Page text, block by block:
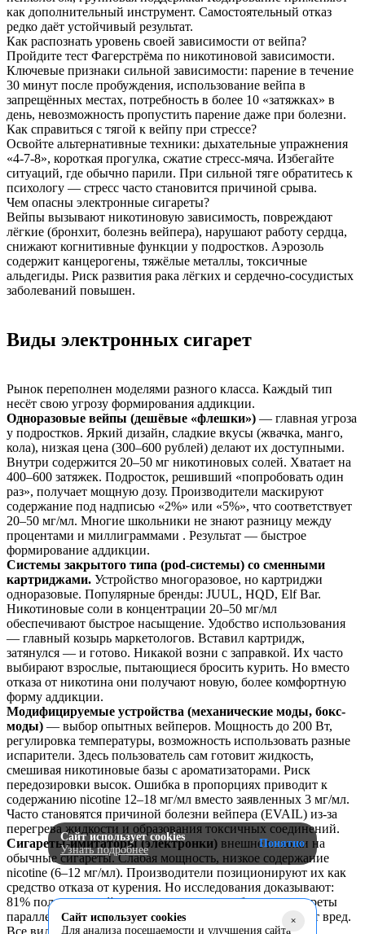
как дополнительный инструмент. Самостоятельный отказ
редко даёт устойчивый результат.
Как распознать уровень своей зависимости от вейпа?
Пройдите тест Фагерстрёма по никотиновой зависимости.
Ключевые признаки сильной зависимости: парение в течение
30 минут после пробуждения, использование вейпа в
запрещённых местах, потребность в более 10 «затяжках» в
день, невозможность пропустить парение даже при болезни.
Как справиться с тягой к вейпу при стрессе?
Освойте альтернативные техники: дыхательные упражнения
«4-7-8», короткая прогулка, сжатие стресс-мяча. Избегайте
ситуаций, где обычно парили. При сильной тяге обратитесь к
психологу — стресс часто становится причиной срыва.
Чем опасны электронные сигареты?
Вейпы вызывают никотиновую зависимость, повреждают
лёгкие (бронхит, болезнь вейпера), нарушают работу сердца,
снижают когнитивные функции у подростков. Аэрозоль
содержит канцерогены, тяжёлые металлы, токсичные
альдегиды. Риск развития рака лёгких и сердечно-сосудистых
заболеваний повышен.
Виды электронных сигарет
Рынок переполнен моделями разного класса. Каждый тип
несёт свою угрозу формирования аддикции.
Одноразовые вейпы (дешёвые «флешки») — главная угроза
у подростков. Яркий дизайн, сладкие вкусы (жвачка, манго,
кола), низкая цена (300–600 рублей) делают их доступными.
Внутри содержится 20–50 мг никотиновых солей. Хватает на
400–600 затяжек. Подросток, решивший «попробовать один
раз», получает мощную дозу. Производители маскируют
содержание под надписью «2%» или «5%», что соответствует
20–50 мг/мл. Многие школьники не знают разницу между
процентами и миллиграммами . Результат — быстрое
формирование аддикции.
Системы закрытого типа (pod-системы) со сменными
картриджами. Устройство многоразовое, но картриджи
одноразовые. Популярные бренды: JUUL, HQD, Elf Bar.
Никотиновые соли в концентрации 20–50 мг/мл
обеспечивают быстрое насыщение. Удобство использования
— главный козырь маркетологов. Вставил картридж,
затянулся — и готово. Никакой возни с заправкой. Их часто
выбирают взрослые, пытающиеся бросить курить. Но вместо
отказа от никотина они получают новую, более комфортную
форму аддикции.
Модифицируемые устройства (механические моды, бокс-
моды) — выбор опытных вейперов. Мощность до 200 Вт,
регулировка температуры, возможность использовать разные
испарители. Здесь пользователь сам готовит жидкость,
смешивая никотиновые базы с ароматизаторами. Риск
передозировки высок. Ошибка в пропорциях приводит к
содержанию nicotine 12–18 мг/мл вместо заявленных 3 мг/мл.
Часто становятся причиной болезни вейпера (EVAIL) из-за
перегрева жидкости и образования токсичных соединений.
Сигареты-имитаторы (электронки) внешне похожи на
обычные сигареты. Слабая мощность, низкое содержание
nicotine (6–12 мг/мл). Производители позиционируют их как
средство отказа от курения. Но исследования доказывают:
81% пользователей продолжают курить обычные сигареты
параллельно. Двойная нагрузка на организм усугубляет вред.
Все виды содержат никотин или создают условия
+
Сайт использует cookies
Для анализа посещаемости и улучшения сайта
Сайт использует cookies
Узнать подробнее
Понятно